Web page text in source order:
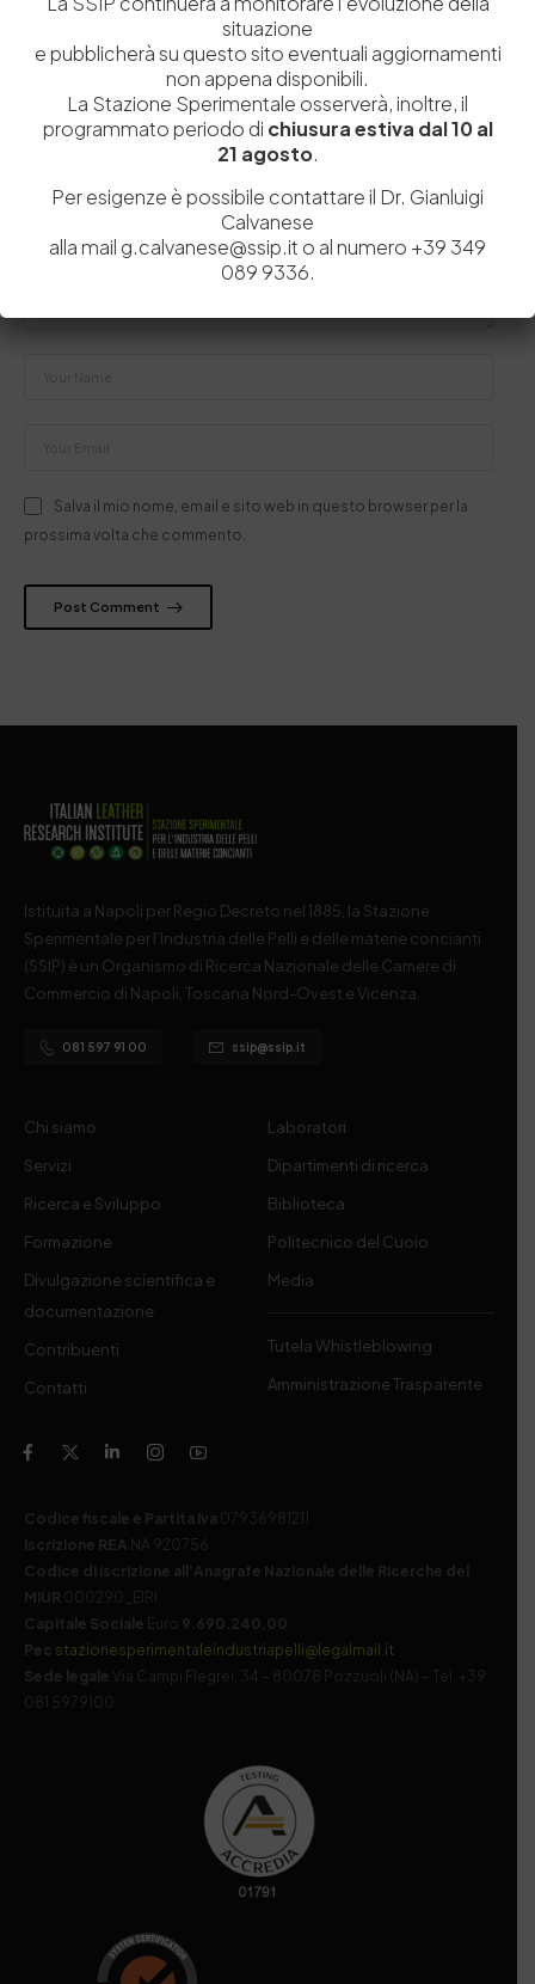
Lascia un commento
Il tuo indirizzo email non sarà pubblicato.I campi obbligatori sono
Salva il mio nome, email e sito web in questo browser per la
prossima volta che commento.
Post Comment
Istituita a Napoli per Regio Decreto nel 1885, la Stazione
Sperimentale per l’Industria delle Pelli e delle materie concianti
(SSIP) è un Organismo di Ricerca Nazionale delle Camere di
Commercio di Napoli, Toscana Nord-Ovest e Vicenza.
081 597 91 00 ssip@ssip.it
Chi siamo
Servizi
Ricerca e Sviluppo
Formazione
Divulgazione scientifica e
documentazione
Contribuenti
Contatti
Laboratori
Dipartimenti di ricerca
Biblioteca
Politecnico del Cuoio
Media
Tutela Whistleblowing
Amministrazione Trasparente
Codice fiscale e Partita Iva 07936981211
Iscrizione REA NA 920756
Codice di iscrizione all’Anagrafe Nazionale delle Ricerche del
MIUR 000290_EIRI
Capitale Sociale Euro 9.690.240,00
Pec stazionesperimentaleindustriapelli@legalmail.it
Sede legale
Via Campi Flegrei, 34 – 80078 Pozzuoli (NA) – Tel. +39
081 5979100
situazione
e pubblicherà su questo sito eventuali aggiornamenti
non appena disponibili.
La Stazione Sperimentale osserverà, inoltre, il
programmato periodo di chiusura estiva dal 10 al
21 agosto.
Per esigenze è possibile contattare il Dr. Gianluigi
Calvanese
alla mail g.calvanese@ssip.it o al numero +39 349
089 9336.